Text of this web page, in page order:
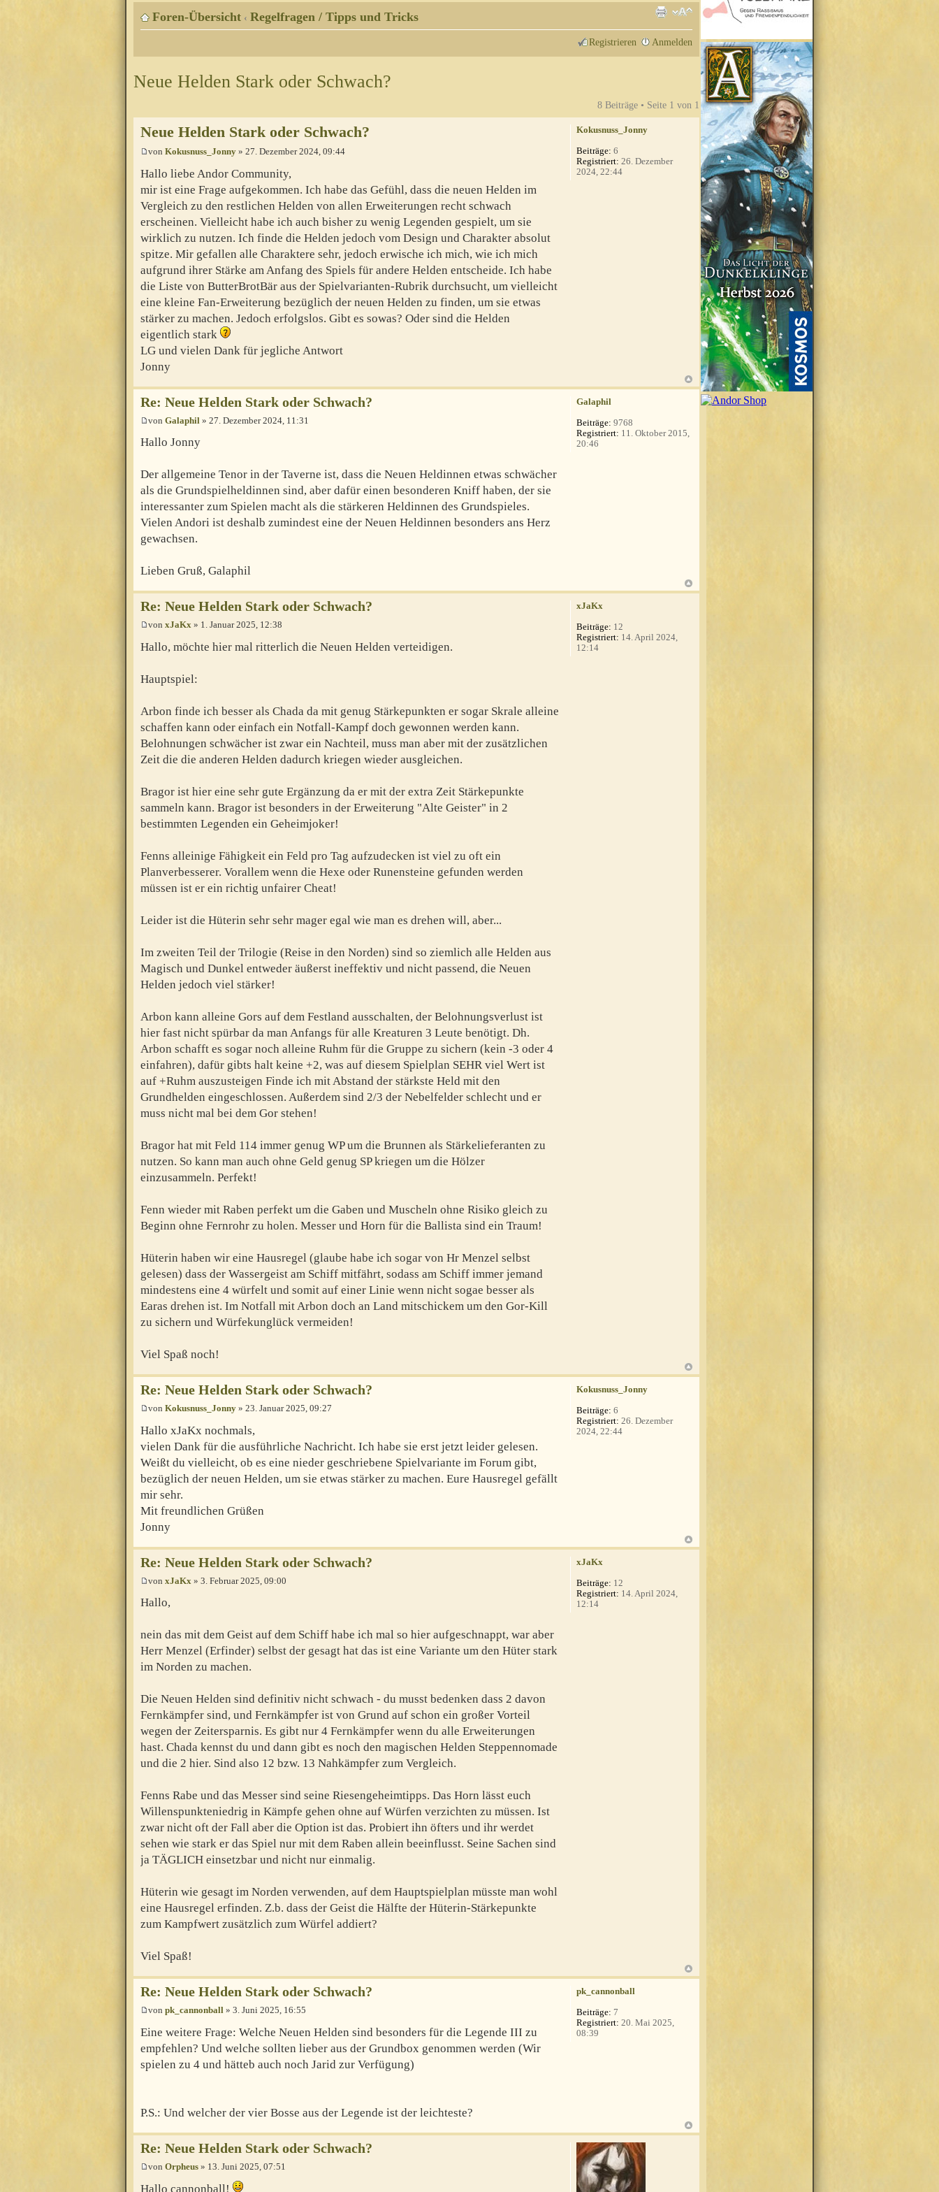
Foren-Übersicht ‹ Regelfragen / Tipps und Tricks
Registrieren Anmelden
Neue Helden Stark oder Schwach?
8 Beiträge • Seite 1 von 1
Neue Helden Stark oder Schwach?
von Kokusnuss_Jonny » 27. Dezember 2024, 09:44
Hallo liebe Andor Community,
mir ist eine Frage aufgekommen. Ich habe das Gefühl, dass die neuen Helden im
Vergleich zu den restlichen Helden von allen Erweiterungen recht schwach
erscheinen. Vielleicht habe ich auch bisher zu wenig Legenden gespielt, um sie
wirklich zu nutzen. Ich finde die Helden jedoch vom Design und Charakter absolut
spitze. Mir gefallen alle Charaktere sehr, jedoch erwische ich mich, wie ich mich
aufgrund ihrer Stärke am Anfang des Spiels für andere Helden entscheide. Ich habe
die Liste von ButterBrotBär aus der Spielvarianten-Rubrik durchsucht, um vielleicht
eine kleine Fan-Erweiterung bezüglich der neuen Helden zu finden, um sie etwas
stärker zu machen. Jedoch erfolgslos. Gibt es sowas? Oder sind die Helden
eigentlich stark
LG und vielen Dank für jegliche Antwort
Jonny
Kokusnuss_Jonny
Beiträge: 6
Registriert: 26. Dezember
2024, 22:44
Re: Neue Helden Stark oder Schwach?
von Galaphil » 27. Dezember 2024, 11:31
Hallo Jonny
Der allgemeine Tenor in der Taverne ist, dass die Neuen Heldinnen etwas schwächer
als die Grundspielheldinnen sind, aber dafür einen besonderen Kniff haben, der sie
interessanter zum Spielen macht als die stärkeren Heldinnen des Grundspieles.
Vielen Andori ist deshalb zumindest eine der Neuen Heldinnen besonders ans Herz
gewachsen.
Lieben Gruß, Galaphil
Galaphil
Beiträge: 9768
Registriert: 11. Oktober 2015,
20:46
Re: Neue Helden Stark oder Schwach?
von xJaKx » 1. Januar 2025, 12:38
Hallo, möchte hier mal ritterlich die Neuen Helden verteidigen.
Hauptspiel:
Arbon finde ich besser als Chada da mit genug Stärkepunkten er sogar Skrale alleine
schaffen kann oder einfach ein Notfall-Kampf doch gewonnen werden kann.
Belohnungen schwächer ist zwar ein Nachteil, muss man aber mit der zusätzlichen
Zeit die die anderen Helden dadurch kriegen wieder ausgleichen.
Bragor ist hier eine sehr gute Ergänzung da er mit der extra Zeit Stärkepunkte
sammeln kann. Bragor ist besonders in der Erweiterung "Alte Geister" in 2
bestimmten Legenden ein Geheimjoker!
Fenns alleinige Fähigkeit ein Feld pro Tag aufzudecken ist viel zu oft ein
Planverbesserer. Vorallem wenn die Hexe oder Runensteine gefunden werden
müssen ist er ein richtig unfairer Cheat!
Leider ist die Hüterin sehr sehr mager egal wie man es drehen will, aber...
Im zweiten Teil der Trilogie (Reise in den Norden) sind so ziemlich alle Helden aus
Magisch und Dunkel entweder äußerst ineffektiv und nicht passend, die Neuen
Helden jedoch viel stärker!
Arbon kann alleine Gors auf dem Festland ausschalten, der Belohnungsverlust ist
hier fast nicht spürbar da man Anfangs für alle Kreaturen 3 Leute benötigt. Dh.
Arbon schafft es sogar noch alleine Ruhm für die Gruppe zu sichern (kein -3 oder 4
einfahren), dafür gibts halt keine +2, was auf diesem Spielplan SEHR viel Wert ist
auf +Ruhm auszusteigen Finde ich mit Abstand der stärkste Held mit den
Grundhelden eingeschlossen. Außerdem sind 2/3 der Nebelfelder schlecht und er
muss nicht mal bei dem Gor stehen!
Bragor hat mit Feld 114 immer genug WP um die Brunnen als Stärkelieferanten zu
nutzen. So kann man auch ohne Geld genug SP kriegen um die Hölzer
einzusammeln. Perfekt!
Fenn wieder mit Raben perfekt um die Gaben und Muscheln ohne Risiko gleich zu
Beginn ohne Fernrohr zu holen. Messer und Horn für die Ballista sind ein Traum!
Hüterin haben wir eine Hausregel (glaube habe ich sogar von Hr Menzel selbst
gelesen) dass der Wassergeist am Schiff mitfährt, sodass am Schiff immer jemand
mindestens eine 4 würfelt und somit auf einer Linie wenn nicht sogae besser als
Earas drehen ist. Im Notfall mit Arbon doch an Land mitschickem um den Gor-Kill
zu sichern und Würfekunglück vermeiden!
Viel Spaß noch!
xJaKx
Beiträge: 12
Registriert: 14. April 2024,
12:14
Re: Neue Helden Stark oder Schwach?
von Kokusnuss_Jonny » 23. Januar 2025, 09:27
Hallo xJaKx nochmals,
vielen Dank für die ausführliche Nachricht. Ich habe sie erst jetzt leider gelesen.
Weißt du vielleicht, ob es eine nieder geschriebene Spielvariante im Forum gibt,
bezüglich der neuen Helden, um sie etwas stärker zu machen. Eure Hausregel gefällt
mir sehr.
Mit freundlichen Grüßen
Jonny
Kokusnuss_Jonny
Beiträge: 6
Registriert: 26. Dezember
2024, 22:44
Re: Neue Helden Stark oder Schwach?
von xJaKx » 3. Februar 2025, 09:00
Hallo,
nein das mit dem Geist auf dem Schiff habe ich mal so hier aufgeschnappt, war aber
Herr Menzel (Erfinder) selbst der gesagt hat das ist eine Variante um den Hüter stark
im Norden zu machen.
Die Neuen Helden sind definitiv nicht schwach - du musst bedenken dass 2 davon
Fernkämpfer sind, und Fernkämpfer ist von Grund auf schon ein großer Vorteil
wegen der Zeitersparnis. Es gibt nur 4 Fernkämpfer wenn du alle Erweiterungen
hast. Chada kennst du und dann gibt es noch den magischen Helden Steppennomade
und die 2 hier. Sind also 12 bzw. 13 Nahkämpfer zum Vergleich.
Fenns Rabe und das Messer sind seine Riesengeheimtipps. Das Horn lässt euch
Willenspunkteniedrig in Kämpfe gehen ohne auf Würfen verzichten zu müssen. Ist
zwar nicht oft der Fall aber die Option ist das. Probiert ihn öfters und ihr werdet
sehen wie stark er das Spiel nur mit dem Raben allein beeinflusst. Seine Sachen sind
ja TÄGLICH einsetzbar und nicht nur einmalig.
Hüterin wie gesagt im Norden verwenden, auf dem Hauptspielplan müsste man wohl
eine Hausregel erfinden. Z.b. dass der Geist die Hälfte der Hüterin-Stärkepunkte
zum Kampfwert zusätzlich zum Würfel addiert?
Viel Spaß!
xJaKx
Beiträge: 12
Registriert: 14. April 2024,
12:14
Re: Neue Helden Stark oder Schwach?
von pk_cannonball » 3. Juni 2025, 16:55
Eine weitere Frage: Welche Neuen Helden sind besonders für die Legende III zu
empfehlen? Und welche sollten lieber aus der Grundbox genommen werden (Wir
spielen zu 4 und hätteb auch noch Jarid zur Verfügung)
P.S.: Und welcher der vier Bosse aus der Legende ist der leichteste?
pk_cannonball
Beiträge: 7
Registriert: 20. Mai 2025,
08:39
Re: Neue Helden Stark oder Schwach?
von Orpheus » 13. Juni 2025, 07:51
Hallo cannonball!